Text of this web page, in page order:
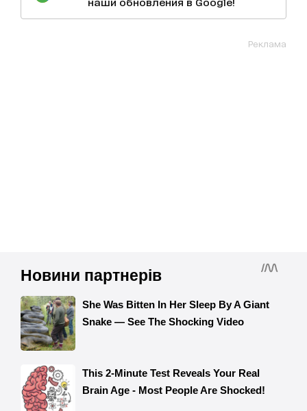
Реклама